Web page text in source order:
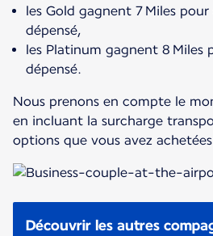
les Gold gagnent 7 Miles
dépensé,
les Platinum gagnent 8 Miles
dépensé.
Nous prenons en compte le
en incluant la surcharge
options que vous avez achetées
Découvrir les autres